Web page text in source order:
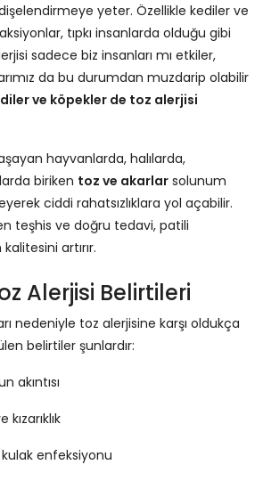
yeter. Özellikle kediler ve
tıpkı insanlarda olduğu gibi
sadece biz insanları mı etkiler,
da bu durumdan muzdarip olabilir
ve köpekler de toz alerjisi
hayvanlarda, halılarda,
biriken toz ve akarlar solunum
ciddi rahatsızlıklara yol açabilir.
teşhis ve doğru tedavi, patili
artırır.
Alerjisi Belirtileri
nedeniyle toz alerjisine karşı oldukça
belirtiler şunlardır:
akıntısı
kulak enfeksiyonu